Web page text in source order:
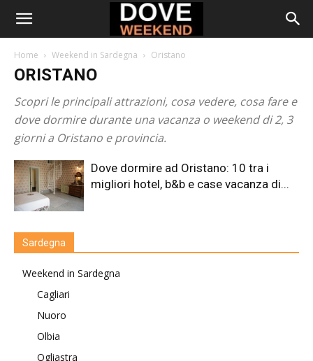
Home Weekend in Sardegna Oristano
ORISTANO
Scopri le principali attrazioni, cosa vedere, cosa fare e
dove dormire durante una vacanza o weekend di 2, 3
giorni a Oristano e provincia.
Dove dormire ad Oristano: 10 tra i
migliori hotel, b&b e case vacanza di...
Sardegna
Weekend in Sardegna
Cagliari
Nuoro
Olbia
Ogliastra